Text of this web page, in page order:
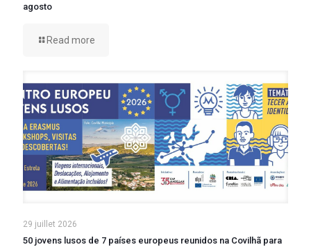
agosto
Read more
29 juillet 2026
50 jovens lusos de 7 países europeus reunidos na Covilhã para